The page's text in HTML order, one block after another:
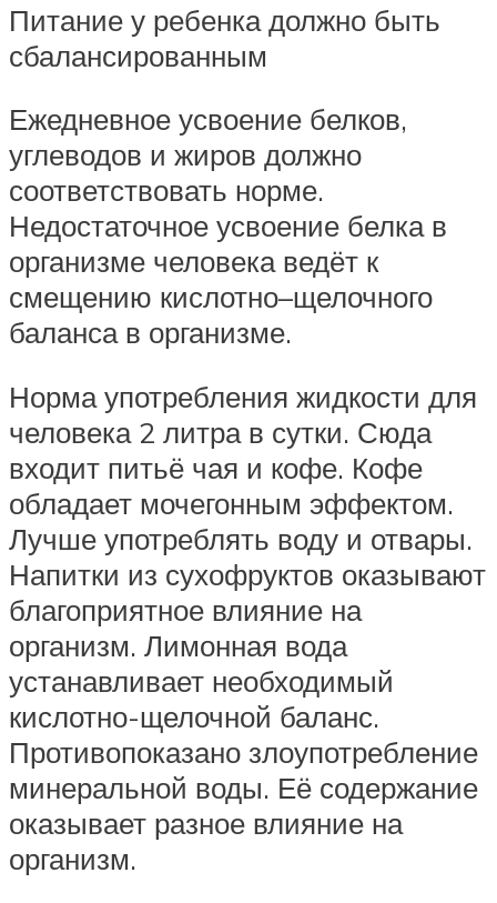
Питание у ребенка должно быть
сбалансированным
Ежедневное усвоение белков,
углеводов и жиров должно
соответствовать норме.
Недостаточное усвоение белка в
организме человека ведёт к
смещению кислотно–щелочного
баланса в организме.
Норма употребления жидкости для
человека 2 литра в сутки. Сюда
входит питьё чая и кофе. Кофе
обладает мочегонным эффектом.
Лучше употреблять воду и отвары.
Напитки из сухофруктов оказывают
благоприятное влияние на
организм. Лимонная вода
устанавливает необходимый
кислотно-щелочной баланс.
Противопоказано злоупотребление
минеральной воды. Её содержание
оказывает разное влияние на
организм.